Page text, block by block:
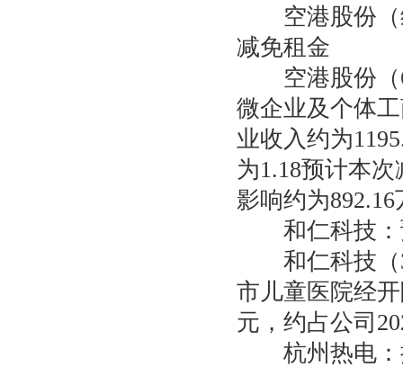
空港股份（
减免租金
空港股份（
微企业及个体
业收入约为
为1.18预计本
影响约为
和仁科技：
和仁科技（
市儿童医院经
元，约占公司
杭州热电：